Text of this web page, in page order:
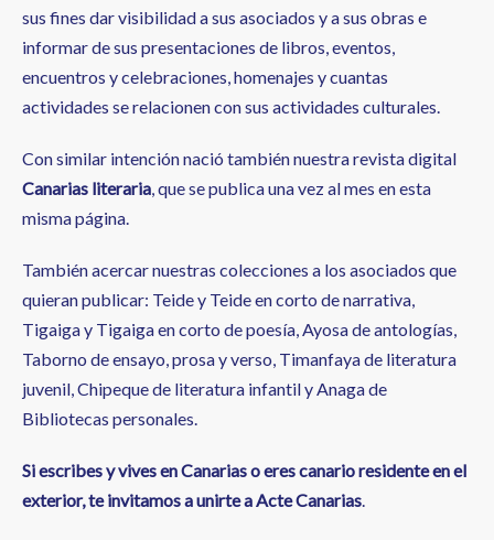
sus fines dar visibilidad a sus asociados y a sus obras e
informar de sus presentaciones de libros, eventos,
encuentros y celebraciones, homenajes y cuantas
actividades se relacionen con sus actividades culturales.
Con similar intención nació también nuestra revista digital
Canarias literaria, que se publica una vez al mes en esta
misma página.
También acercar nuestras colecciones a los asociados que
quieran publicar: Teide y Teide en corto de narrativa,
Tigaiga y Tigaiga en corto de poesía, Ayosa de antologías,
Taborno de ensayo, prosa y verso, Timanfaya de literatura
juvenil, Chipeque de literatura infantil y Anaga de
Bibliotecas personales.
Si escribes y vives en Canarias o eres canario residente en el
exterior, te invitamos a unirte a Acte Canarias.